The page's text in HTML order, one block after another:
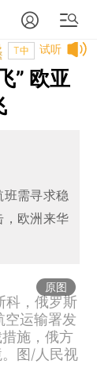
试听
T中
” 欧亚
班需寻求稳
，欧洲来华
原图
科，俄罗斯
空运输署发
施，俄方
图/人民视